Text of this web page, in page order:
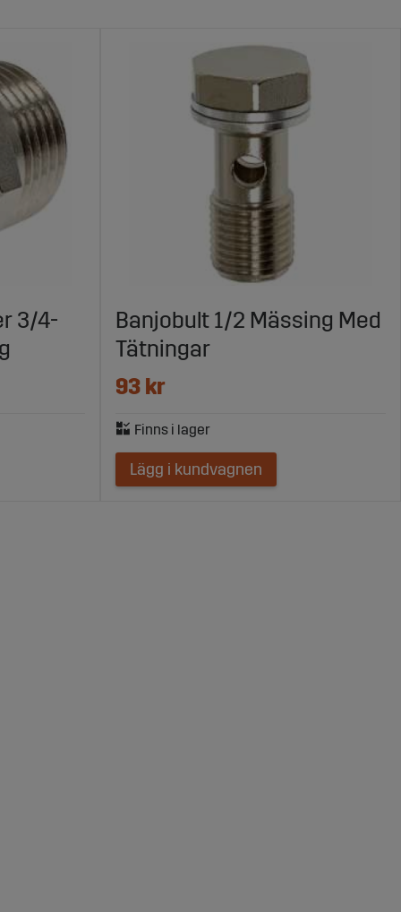
3/4-
Banjobult 1/2 Mässing Med
Tätningar
93 kr
Lägg i kundvagnen